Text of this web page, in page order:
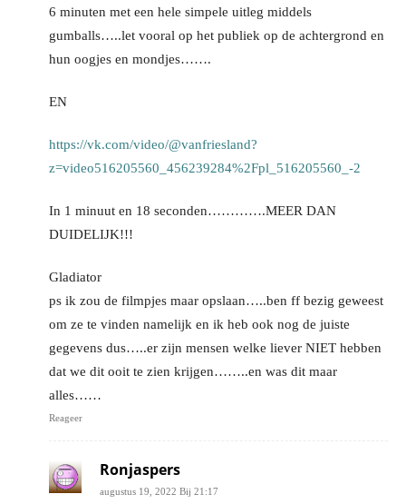
6 minuten met een hele simpele uitleg middels
gumballs…..let vooral op het publiek op de achtergrond en
hun oogjes en mondjes…….
EN
https://vk.com/video/@vanfriesland?
z=video516205560_456239284%2Fpl_516205560_-2
In 1 minuut en 18 seconden………….MEER DAN
DUIDELIJK!!!
Gladiator
ps ik zou de filmpjes maar opslaan…..ben ff bezig geweest
om ze te vinden namelijk en ik heb ook nog de juiste
gegevens dus…..er zijn mensen welke liever NIET hebben
dat we dit ooit te zien krijgen……..en was dit maar
alles……
Reageer
Ronjaspers
augustus 19, 2022 Bij 21:17